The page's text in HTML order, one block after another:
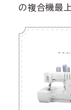
の複合機最